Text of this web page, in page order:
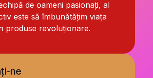
de oameni pasionați, al
este să îmbunătățim viața
produse revoluționare.
ne